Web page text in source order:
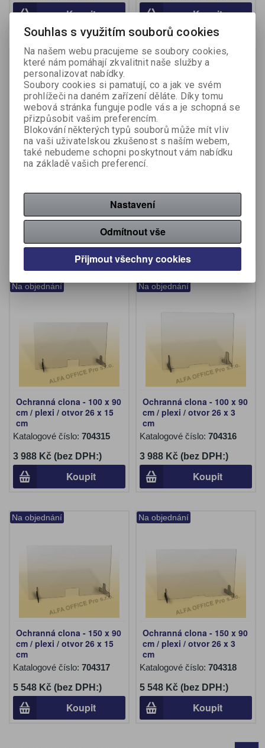
Koupit Koupit
Na objednání
Ochranná clona - 90 x 65
cm
2 774 Kč (bez DPH:)
Koupit
Na objednání
Ochranná clona - 90 x 65
cm
Katalogové číslo:
Koupit
Na objednání
Ochranná clona - 100 x 90
cm / plexi / otvor 26 x 15
cm
Katalogové číslo: 704315
3 988 Kč (bez DPH:)
Koupit
Na objednání
Ochranná clona - 100 x 90
cm / plexi / otvor 26 x 3
cm
Katalogové číslo: 704316
3 988 Kč (bez DPH:)
Koupit
Na objednání
Ochranná clona - 150 x 90
cm / plexi / otvor 26 x 15
cm
Katalogové číslo: 704317
5 548 Kč (bez DPH:)
Koupit
Na objednání
Ochranná clona - 150 x 90
cm / plexi / otvor 26 x 3
cm
Katalogové číslo: 704318
5 548 Kč (bez DPH:)
Koupit
Souhlas s využitím souborů cookies
Na našem webu pracujeme se soubory cookies,
které nám pomáhají zkvalitnit naše služby a
personalizovat nabídky.
Soubory cookies si pamatují, co a jak ve svém
prohlížeči na daném zařízení děláte. Díky tomu
webová stránka funguje podle vás a je schopná se
přizpůsobit vašim preferencím.
Blokování některých typů souborů může mít vliv
na vaši uživatelskou zkušenost s naším webem,
také nebudeme schopni poskytnout vám nabídku
na základě vašich preferencí.
Nastavení
Odmítnout vše
Přijmout všechny cookies